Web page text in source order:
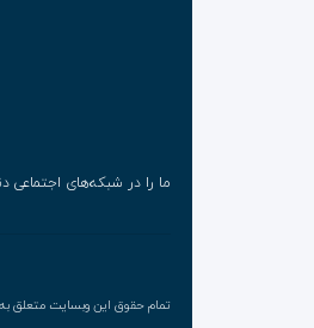
ما را در شبکه‌های اجتماعی
تمام حقوق این وبسایت متعلق